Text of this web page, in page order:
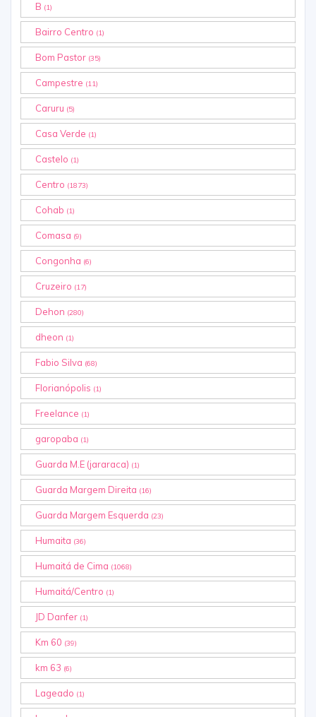
B (1)
Bairro Centro (1)
Bom Pastor (35)
Campestre (11)
Caruru (5)
Casa Verde (1)
Castelo (1)
Centro (1873)
Cohab (1)
Comasa (9)
Congonha (6)
Cruzeiro (17)
Dehon (280)
dheon (1)
Fabio Silva (68)
Florianópolis (1)
Freelance (1)
garopaba (1)
Guarda M.E (jararaca) (1)
Guarda Margem Direita (16)
Guarda Margem Esquerda (23)
Humaita (36)
Humaitá de Cima (1068)
Humaitá/Centro (1)
JD Danfer (1)
Km 60 (39)
km 63 (6)
Lageado (1)